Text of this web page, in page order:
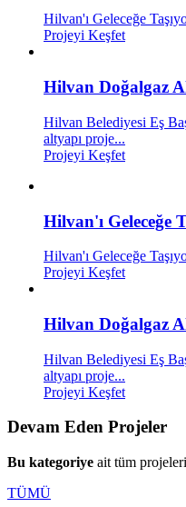
Hilvan'ı Geleceğe
Projeyi Keşfet
Hilvan Doğalgaz
Hilvan Belediyesi Eş
altyapı proje...
Projeyi Keşfet
Hilvan'ı Geleceğe
Hilvan'ı Geleceğe
Projeyi Keşfet
Hilvan Doğalgaz
Hilvan Belediyesi Eş
altyapı proje...
Projeyi Keşfet
Devam Eden Projeler
Bu kategoriye ait tüm
TÜMÜ